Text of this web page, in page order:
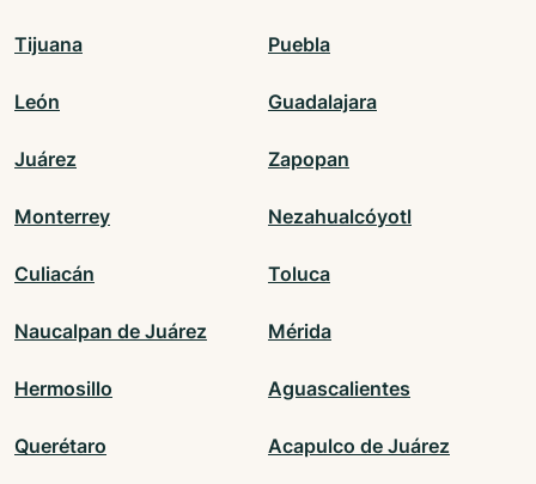
Tijuana Puebla
León Guadalajara
Juárez Zapopan
Monterrey Nezahualcóyotl
Culiacán Toluca
Naucalpan de Juárez Mérida
Hermosillo Aguascalientes
Querétaro Acapulco de Juárez